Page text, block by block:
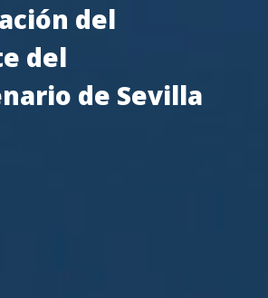
del
del
de Sevilla